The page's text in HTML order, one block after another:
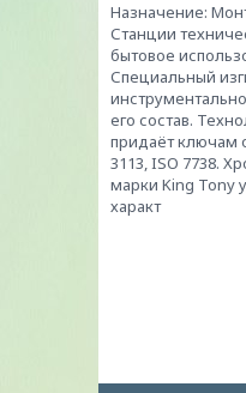
Назначение:
Станции
бытовое
Специальный
его состав.
придаёт ключам
3113, ISO 7738.
марки King Tony
характ